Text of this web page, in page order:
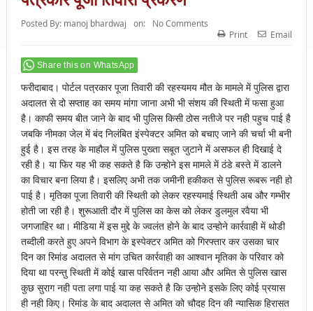
Posted By: manoj bhardwaj on:
No Comments
Print
Email
Share this on WhatsApp
फरीदाबाद। पोर्टल पत्रकार पूजा तिवारी की रहस्यमय मौत के मामले में पुलिस द्वारा
अदालत से दो सप्ताह का समय मांगा जाना अभी भी संशय की स्थिती में फसा हुआ
है। काफी समय बीत जाने के बाद भी पुलिस किसी ठोस नतीजे पर नही पहुच पाई है
जबकि नीमका जेल में बंद निलंबित इंस्पेक्टर अमित को बचाए जाने की चर्चा भी बनी
हुई है। इस तरह के माहौल में पुलिस पुख्ता सबूत जुटाने में असफल ही दिखाई दे
रही है। या फिर यह भी कह सकते है कि उन्होने इस मामले में ठंडे बस्ते में डालने
का विचार बना लिया है। इसलिए अभी तक जमीनी हकीकत से पुलिस रूबरू नही हो
पाई है। मृतिका पूजा तिवारी की स्थिती को लेकर रहस्यमाई स्थिती अब और गम्भीर
होती जा रही है। शुरूआती दौर में पुलिस का केस को लेकर डुलमुल रवैया भी
जगजाहिर था। मीडिया में इस मुद्दे के ज्वलंत होने के बाद उन्होने कार्रवाही में थोडी
तब्दीली करते हुए अपने विभाग के इस्पेक्टर अमित को गिरफ्तार कर उसका चार
दिन का रिमांड अदालत से मांग उचित कार्रवाही का आश्वान मृतिका के परिवार को
दिया था परन्तु स्थिती में कोई खास परिर्वतन नही आया और अमित से पुलिस खास
कुछ सुराग नही पता लगा पाई या कह सकते है कि उन्होने इसके लिए कोई प्रयास
ही नही किए। रिमांड के बाद अदालत से अमित को चौदह दिन की न्यासिक हिरासत